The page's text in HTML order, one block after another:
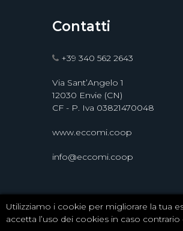
Contatti
+39 340 562 2643
Via Sant’Angelo 1
12030 Envie (CN)
CF - P. Iva 03821470048
www.eccomi.coop
info@eccomi.coop
2020 Copyright ©Eccomi-
0
Utilizziamo i cookie per migliorare la tua
accetta l’uso dei cookies in caso